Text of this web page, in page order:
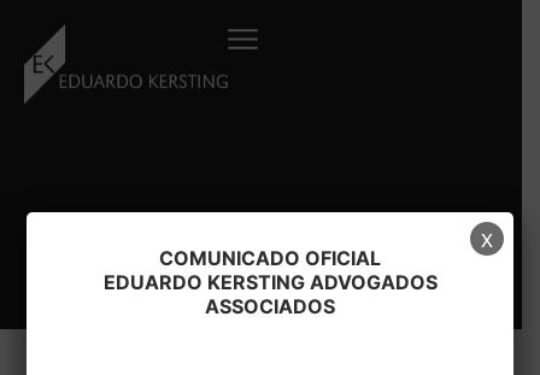
conteúdo
COMUNICADO OFICIAL
EDUARDO KERSTING ADVOGADOS
ASSOCIADOS
x